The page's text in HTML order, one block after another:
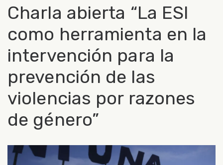
Charla abierta “La ESI
como herramienta en la
intervención para la
prevención de las
violencias por razones
de género”